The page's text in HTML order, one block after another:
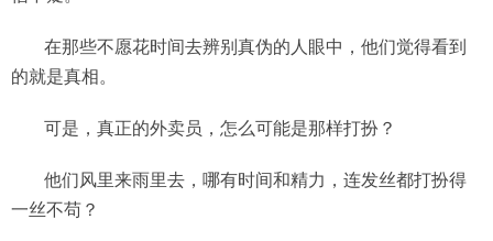
在那些不愿花时间去辨别真伪的人眼中，他们觉得看到
的就是真相。
可是，真正的外卖员，怎么可能是那样打扮？
他们风里来雨里去，哪有时间和精力，连发丝都打扮得
一丝不苟？